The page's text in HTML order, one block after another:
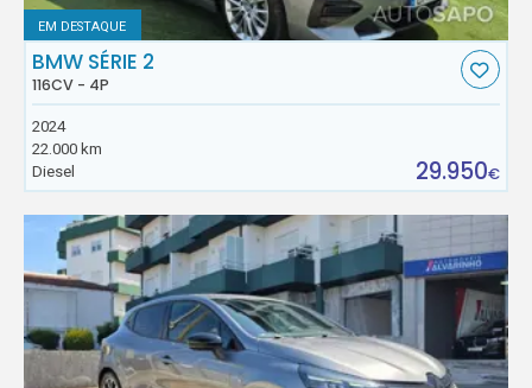
EM DESTAQUE
BMW SÉRIE 2
116CV - 4P
2024
22.000 km
Diesel
29.950€